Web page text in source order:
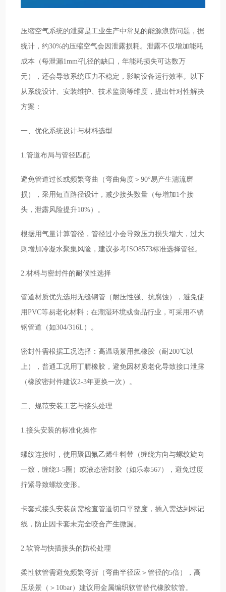
压缩空气系统的泄露是工业生产中常见的能源浪费问题，据
统计，约30%的压缩空气会因泄露损耗。泄露不仅增加能耗
成本（每泄漏1mm²孔径的缺口，年能耗损失可达数万
元），还会导致系统压力不稳定，影响设备运行效率。以下
从系统设计、安装维护、技术监测等维度，提出针对性解决
方案：
一、优化系统设计与材料选型
1.管道布局与管径匹配
避免管道过长或频繁弯曲（弯曲角度＞90°易产生湍流磨
损），采用短直路径设计，减少接头数量（每增加1个接
头，泄露风险提升10%）。
根据用气量计算管径，管径过小会导致压力损失增大，过大
则增加冷凝水聚集风险，建议参考ISO8573标准选择管径。
2.材料与密封件的耐候性选择
管道材质优先选用无缝钢管（耐压性强、抗腐蚀），避免使
用PVC等易老化材料；在潮湿环境或食品行业，可采用不锈
钢管道（如304/316L）。
密封件需根据工况选择：高温场景用氟橡胶（耐200℃以
上），普通工况用丁腈橡胶，避免因材质老化导致接口泄露
（橡胶密封件建议2-3年更换一次）。
二、规范安装工艺与接头处理
1.接头安装的标准化操作
螺纹连接时，使用聚四氟乙烯生料带（缠绕方向与螺纹旋向
一致，缠绕3-5圈）或液态密封胶（如乐泰567），避免过度
拧紧导致螺纹变形。
卡套式接头安装前需检查管道切口平整度，插入需达到标记
线，防止因卡套未完全咬合产生微漏。
2.软管与快插接头的防松处理
柔性软管需避免频繁弯折（弯曲半径应＞管径的5倍），高
压场景（＞10bar）建议用金属编织软管替代橡胶软管。